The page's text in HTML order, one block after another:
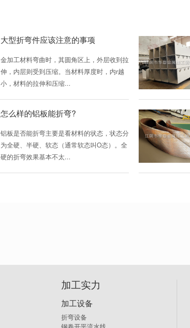
大型折弯件应该注意的事项
金加工材料弯曲时，其圆角区上，外层收到拉
伸，内层则受到压缩。当材料厚度时，内r越
小，材料的拉伸和压缩...
怎么样的铝板能折弯?
铝板是否能折弯主要是看材料的状态，状态分
为全硬、半硬、软态（通常软态叫O态）。全
硬的折弯效果基本不太...
加工实力
加工设备
折弯设备